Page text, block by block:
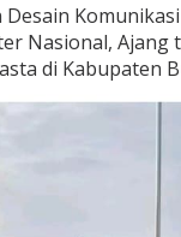
Nasional,
di Kabupaten